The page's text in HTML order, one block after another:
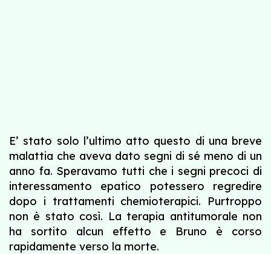
E’ stato solo l’ultimo atto questo di una breve
malattia che aveva dato segni di sé meno di un
anno fa. Speravamo tutti che i segni precoci di
interessamento epatico potessero regredire
dopo i trattamenti chemioterapici. Purtroppo
non è stato così. La terapia antitumorale non
ha sortito alcun effetto e Bruno è corso
rapidamente verso la morte.